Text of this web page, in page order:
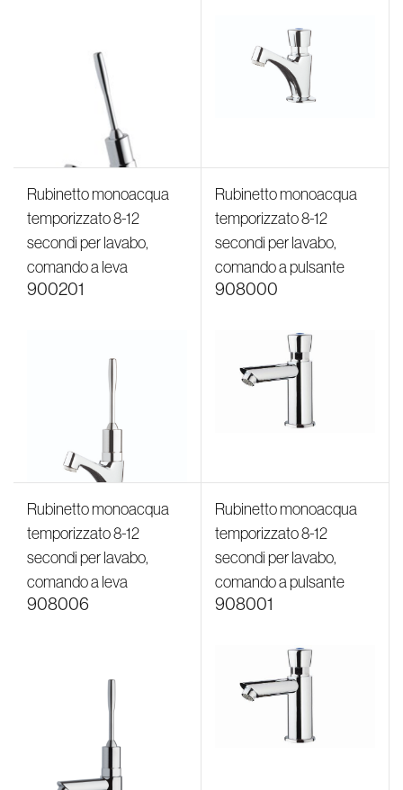
Rubinetto monoacqua
temporizzato 8-12
secondi per lavabo,
comando a leva
900201
Rubinetto monoacqua
temporizzato 8-12
secondi per lavabo,
comando a pulsante
908000
Rubinetto monoacqua
temporizzato 8-12
secondi per lavabo,
comando a leva
908006
Rubinetto monoacqua
temporizzato 8-12
secondi per lavabo,
comando a pulsante
908001